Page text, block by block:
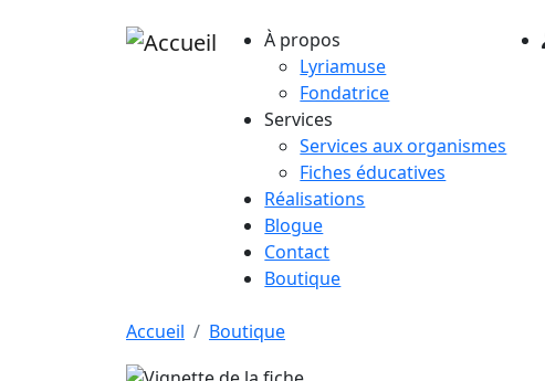
À propos
Lyriamuse
Fondatrice
Services
Services aux organismes
Fiches éducatives
Réalisations
Blogue
Contact
Boutique
Accueil Boutique